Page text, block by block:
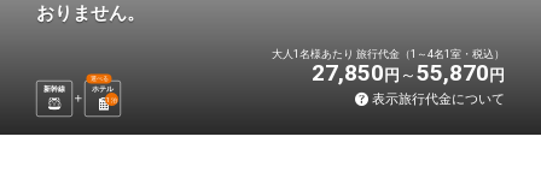
おりません。
新幹線 ホテル
選べる
1 泊
大人1名様あたり 旅行代金（1～4名1室・税込）
27,850 円 55,870 円
表示旅行代金について